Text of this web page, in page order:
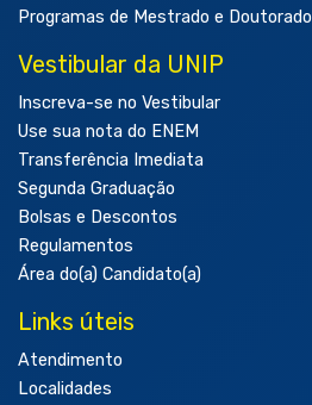
Programas de Mestrado e Doutorado
Vestibular da UNIP
Inscreva-se no Vestibular
Use sua nota do ENEM
Transferência Imediata
Segunda Graduação
Bolsas e Descontos
Regulamentos
Área do(a) Candidato(a)
Links úteis
Atendimento
Localidades